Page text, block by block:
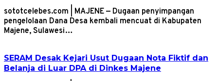
sototcelebes.com | MAJENE — Dugaan penyimpangan
pengelolaan Dana Desa kembali mencuat di Kabupaten
Majene, Sulawesi…
SERAM Desak Kejari Usut Dugaan Nota Fiktif dan
Belanja di Luar DPA di Dinkes Majene